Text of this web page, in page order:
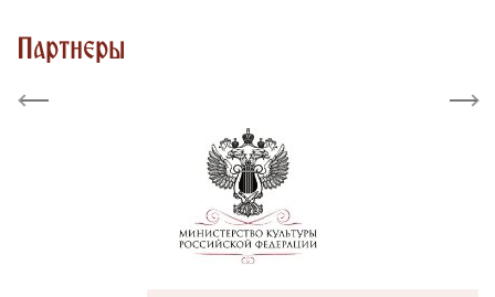
Партнеры
Previous Next